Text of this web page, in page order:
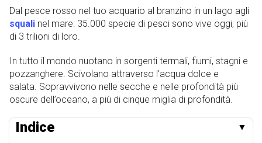
Dal pesce rosso nel tuo acquario al branzino in un lago agli
squali nel mare: 35.000 specie di pesci sono vive oggi, più
di 3 trilioni di loro.
In tutto il mondo nuotano in sorgenti termali, fiumi, stagni e
pozzanghere. Scivolano attraverso l’acqua dolce e
salata. Sopravvivono nelle secche e nelle profondità più
oscure dell’oceano, a più di cinque miglia di profondità.
Indice ▼